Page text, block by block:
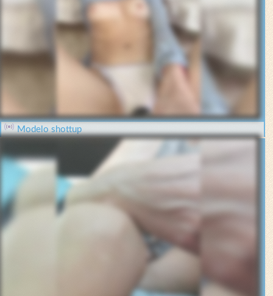
Modelo shottup